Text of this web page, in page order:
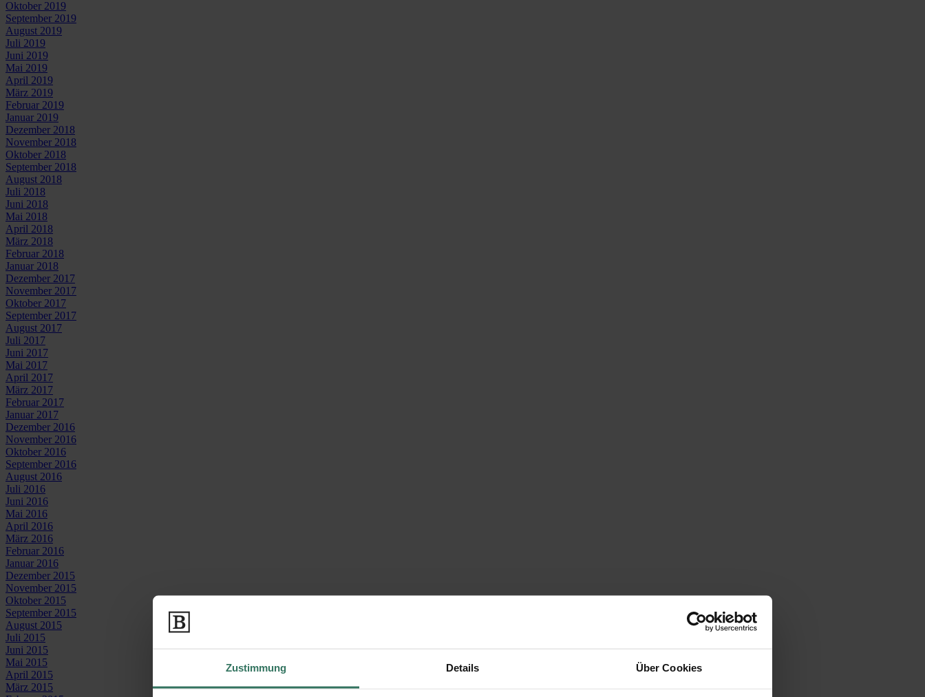
Zustimmung Details Über Cookies
Oktober 2019
September 2019
August 2019
Juli 2019
Juni 2019
Mai 2019
April 2019
März 2019
Februar 2019
Januar 2019
Dezember 2018
November 2018
Oktober 2018
September 2018
August 2018
Juli 2018
Juni 2018
Mai 2018
April 2018
März 2018
Februar 2018
Januar 2018
Dezember 2017
November 2017
Oktober 2017
September 2017
August 2017
Juli 2017
Juni 2017
Mai 2017
April 2017
März 2017
Februar 2017
Januar 2017
Dezember 2016
November 2016
Oktober 2016
September 2016
August 2016
Juli 2016
Juni 2016
Mai 2016
April 2016
März 2016
Februar 2016
Januar 2016
Dezember 2015
November 2015
Oktober 2015
September 2015
August 2015
Juli 2015
Juni 2015
Mai 2015
April 2015
März 2015